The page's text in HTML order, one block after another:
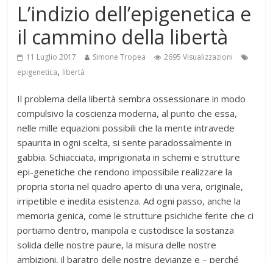
L’indizio dell’epigenetica e
il cammino della libertà
11 Luglio 2017 Simone Tropea
2695 Visualizzazioni
epigenetica, libertà
Il problema della libertà sembra ossessionare in modo
compulsivo la coscienza moderna, al punto che essa,
nelle mille equazioni possibili che la mente intravede
spaurita in ogni scelta, si sente paradossalmente in
gabbia. Schiacciata, imprigionata in schemi e strutture
epi-genetiche che rendono impossibile realizzare la
propria storia nel quadro aperto di una vera, originale,
irripetible e inedita esistenza. Ad ogni passo, anche la
memoria genica, come le strutture psichiche ferite che ci
portiamo dentro, manipola e custodisce la sostanza
solida delle nostre paure, la misura delle nostre
ambizioni, il baratro delle nostre devianze e – perché